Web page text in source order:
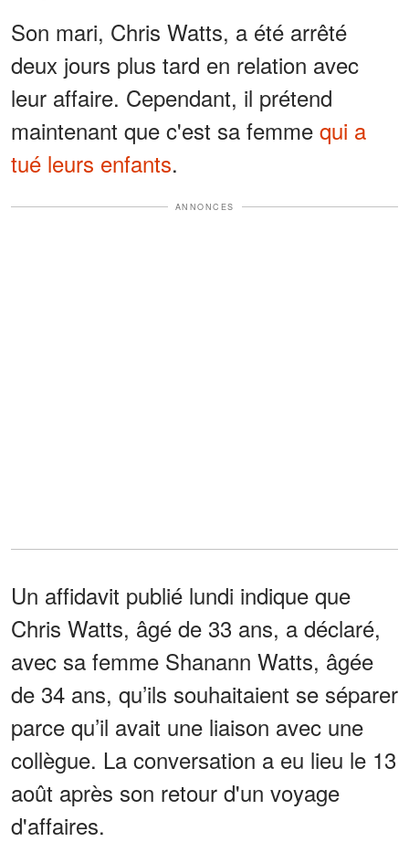
Son mari, Chris Watts, a été arrêté
deux jours plus tard en relation avec
leur affaire. Cependant, il prétend
maintenant que c'est sa femme qui a
tué leurs enfants.
ANNONCES
Un affidavit publié lundi indique que
Chris Watts, âgé de 33 ans, a déclaré,
avec sa femme Shanann Watts, âgée
de 34 ans, qu’ils souhaitaient se séparer
parce qu’il avait une liaison avec une
collègue. La conversation a eu lieu le 13
août après son retour d'un voyage
d'affaires.